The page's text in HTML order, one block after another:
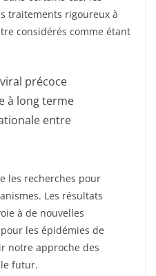
traitements rigoureux à
considérés comme étant
précoce
à long terme
entre
les recherches pour
Les résultats
à de nouvelles
les épidémies de
notre approche des
futur.